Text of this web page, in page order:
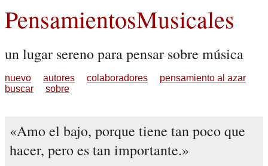
PensamientosMusicales
un lugar sereno para pensar sobre música
nuevo autores colaboradores
pensamiento al azar
buscar
sobre
Amo el bajo, porque tiene tan poco que
hacer, pero es tan importante.